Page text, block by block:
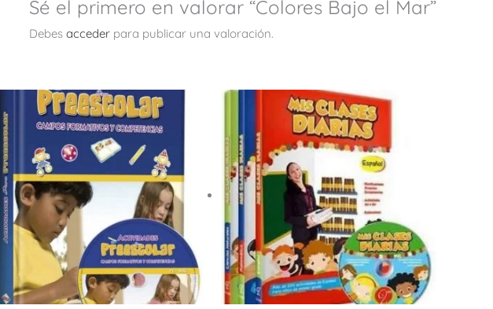
Sé el primero en valorar “Colores Bajo el Mar”
Debes acceder para publicar una valoración.